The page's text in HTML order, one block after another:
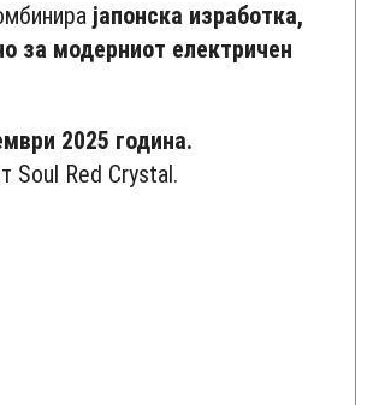
јапонска изработка,
за модерниот електричен
2025 година.
Soul Red Crystal.